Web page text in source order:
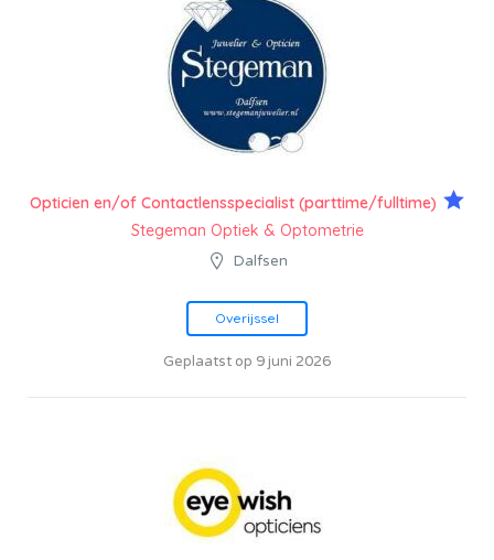
Opticien en/of Contactlensspecialist (parttime/fulltime)
Stegeman Optiek & Optometrie
Dalfsen
Overijssel
Geplaatst op 9 juni 2026